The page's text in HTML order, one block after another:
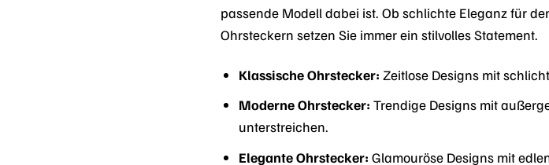
passende Modell dabei ist. Ob schlichte Eleganz für
Ohrsteckern setzen Sie immer ein stilvolles Statement.
Klassische Ohrstecker: Zeitlose Designs mit
Moderne Ohrstecker: Trendige Designs mit
unterstreichen.
Elegante Ohrstecker: Glamouröse Designs mit